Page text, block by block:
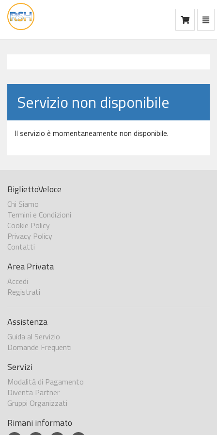
vai
alla
Servizio non disponibile
Il servizio è momentaneamente non disponibile.
BigliettoVeloce
Chi Siamo
Termini e Condizioni
Cookie Policy
Privacy Policy
Contatti
Area Privata
Accedi
Registrati
Assistenza
Guida al Servizio
Domande Frequenti
Servizi
Modalità di Pagamento
Diventa Partner
Gruppi Organizzati
Rimani informato